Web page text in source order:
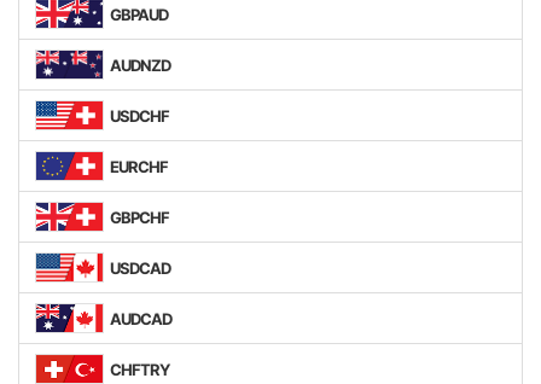
GBPAUD
AUDNZD
USDCHF
EURCHF
GBPCHF
USDCAD
AUDCAD
CHFTRY